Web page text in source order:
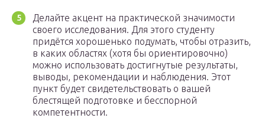
Делайте акцент на практической значимости
своего исследования. Для этого студенту
придётся хорошенько подумать, чтобы отразить,
в каких областях (хотя бы ориентировочно)
можно использовать достигнутые результаты,
выводы, рекомендации и наблюдения. Этот
пункт будет свидетельствовать о вашей
блестящей подготовке и бесспорной
компетентности.